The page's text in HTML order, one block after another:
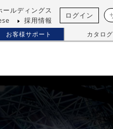
ールディングス
採用情報
ログイン
お客様サポート カタログ